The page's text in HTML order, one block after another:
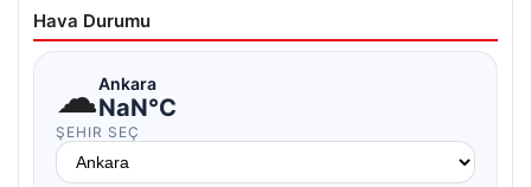
Hava Durumu
☁Ankara
NaN°C
ŞEHIR SEÇ